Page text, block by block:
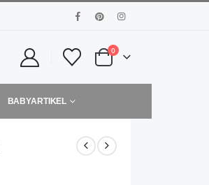
0
BABYARTIKEL